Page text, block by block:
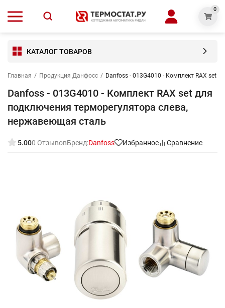
0
КАТАЛОГ ТОВАРОВ
Главная / Продукция Данфосс / Danfoss - 013G4010 - Комплект RAX set
Danfoss - 013G4010 - Комплект RAX set для
подключения терморегулятора слева,
нержавеющая сталь
5.000 ОтзывовБренд:Danfoss Избранное Сравнение